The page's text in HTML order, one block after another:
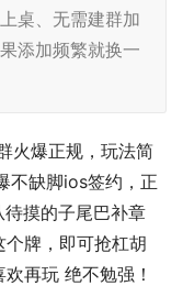
桌、无需建群加
添加频繁就换一
火爆正规，玩法简
不缺脚ios签约，正
摸的子尾巴补章
牌，即可抢杠胡
再玩 绝不勉强！